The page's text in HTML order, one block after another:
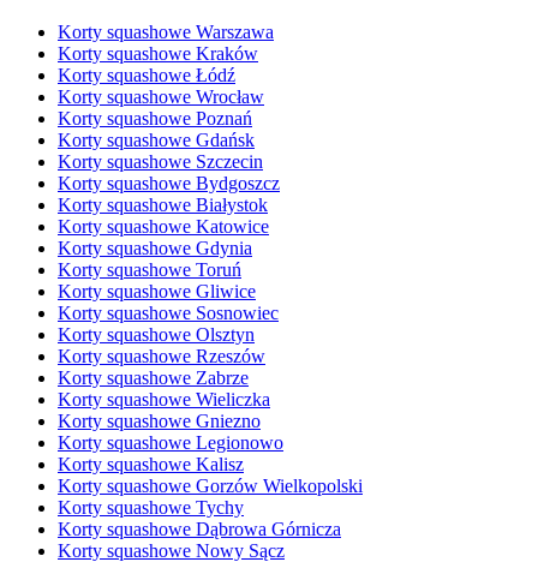
Korty squashowe Warszawa
Korty squashowe Kraków
Korty squashowe Łódź
Korty squashowe Wrocław
Korty squashowe Poznań
Korty squashowe Gdańsk
Korty squashowe Szczecin
Korty squashowe Bydgoszcz
Korty squashowe Białystok
Korty squashowe Katowice
Korty squashowe Gdynia
Korty squashowe Toruń
Korty squashowe Gliwice
Korty squashowe Sosnowiec
Korty squashowe Olsztyn
Korty squashowe Rzeszów
Korty squashowe Zabrze
Korty squashowe Wieliczka
Korty squashowe Gniezno
Korty squashowe Legionowo
Korty squashowe Kalisz
Korty squashowe Gorzów Wielkopolski
Korty squashowe Tychy
Korty squashowe Dąbrowa Górnicza
Korty squashowe Nowy Sącz